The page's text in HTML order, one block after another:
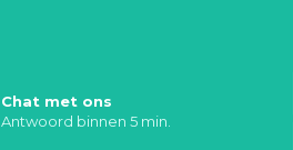
Chat met ons
Antwoord binnen 5 min.